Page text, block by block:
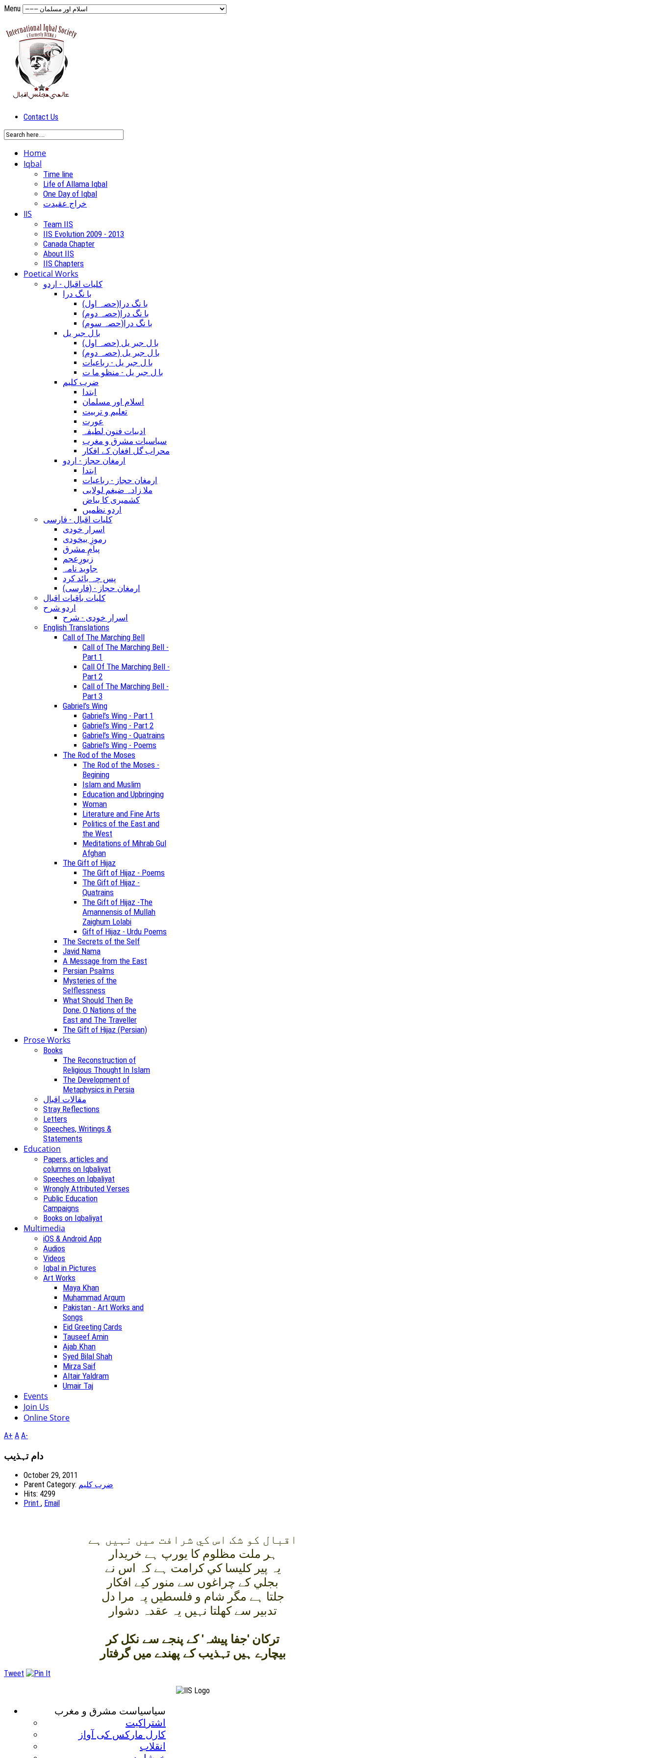
Menu
Contact Us
Home
Iqbal
Time line
Life of Allama Iqbal
One Day of Iqbal
خراج عقیدت
IIS
Team IIS
IIS Evolution 2009 - 2013
Canada Chapter
About IIS
IIS Chapters
Poetical Works
کلیات اقبال - اردو
با نگ درا
(با نگ درا(حصہ اول
(با نگ درا(حصہ دوم
(با نگ درا(حصہ سوم
با ل جبر یل
(با ل جبر یل (حصہ اول
(با ل جبر یل (حصہ دوم
با ل جبر یل - رباعيات
با ل جبر یل - منظو ما ت
ضرب کلیم
ابتدا
اسلام اور مسلمان
تعلیم و تربیت
عورت
ادبیات فنون لطیفہ
سیاسیات مشرق و مغرب
محراب گل افغان کے افکار
ارمغان حجاز - اردو
ابتدا
ارمغان حجاز - رباعیات
ملا زادہ ضیغم لولابی
کشمیری کا بیاض
اردو نظمیں
کلیات اقبال - فارسی
اسرار خودی
رموزِ بیخودی
پیامِ مشرق
زبورِعجم
جاوید نامہ
پس چہ بائد کرد
(ارمغان حجاز - (فارسی
کلیات باقیات اقبال
اردو شرح
اسرار خودی - شرح
English Translations
Call of The Marching Bell
Call of The Marching Bell -
Part 1
Call Of The Marching Bell -
Part 2
Call of The Marching Bell -
Part 3
Gabriel’s Wing
Gabriel’s Wing - Part 1
Gabriel’s Wing - Part 2
Gabriel’s Wing - Quatrains
Gabriel’s Wing - Poems
The Rod of the Moses
The Rod of the Moses -
Begining
Islam and Muslim
Education and Upbringing
Woman
Literature and Fine Arts
Politics of the East and
the West
Meditations of Mihrab Gul
Afghan
The Gift of Hijaz
The Gift of Hijaz - Poems
The Gift of Hijaz -
Quatrains
The Gift of Hijaz -The
Amannensis of Mullah
Zaighum Lolabi
Gift of Hijaz - Urdu Poems
The Secrets of the Self
Javid Nama
A Message from the East
Persian Psalms
Mysteries of the
Selflessness
What Should Then Be
Done, O Nations of the
East and The Traveller
The Gift of Hijaz (Persian)
Prose Works
Books
The Reconstruction of
Religious Thought In Islam
The Development of
Metaphysics in Persia
مقالات اقبال
Stray Reflections
Letters
Speeches, Writings &
Statements
Education
Papers, articles and
columns on Iqbaliyat
Speeches on Iqbaliyat
Wrongly Attributed Verses
Public Education
Campaigns
Books on Iqbaliyat
Multimedia
iOS & Android App
Audios
Videos
Iqbal in Pictures
Art Works
Maya Khan
Muhammad Arqum
Pakistan - Art Works and
Songs
Eid Greeting Cards
Tauseef Amin
Ajab Khan
Syed Bilal Shah
Mirza Saif
Altair Yaldram
Umair Taj
Events
Join Us
Online Store
A+ A A-
دام تہذيب
October 29, 2011
Parent Category: ضرب کلیم
Hits: 4299
Print , Email
اقبال کو شک اس کي شرافت ميں نہيں ہے
ہر ملت مظلوم کا يورپ ہے خريدار
يہ پير کليسا کي کرامت ہے کہ اس نے
بجلي کے چراغوں سے منور کيے افکار
جلتا ہے مگر شام و فلسطيں پہ مرا دل
تدبير سے کھلتا نہيں يہ عقدہ دشوار
ترکان 'جفا پيشہ' کے پنجے سے نکل کر
بيچارے ہيں تہذيب کے پھندے ميں گرفتار
Tweet
سياسياست مشرق و مغرب
اشتراکيت
کارل مارکس کی آواز
انقلاب